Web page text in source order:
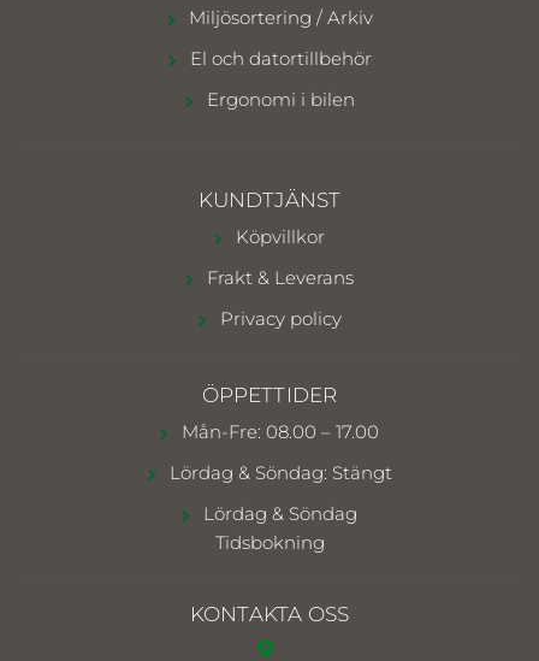
Miljösortering / Arkiv
El och datortillbehör
Ergonomi i bilen
KUNDTJÄNST
Köpvillkor
Frakt & Leverans
Privacy policy
ÖPPETTIDER
Mån-Fre: 08.00 – 17.00
Lördag & Söndag: Stängt
Lördag & Söndag
Tidsbokning
KONTAKTA OSS